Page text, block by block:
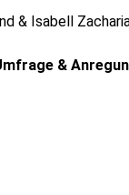
& Isabell
&